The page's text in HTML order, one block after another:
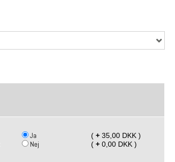
Ja ( + 35,00 DKK )
Nej ( + 0,00 DKK )